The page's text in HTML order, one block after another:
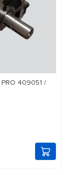
409051 /